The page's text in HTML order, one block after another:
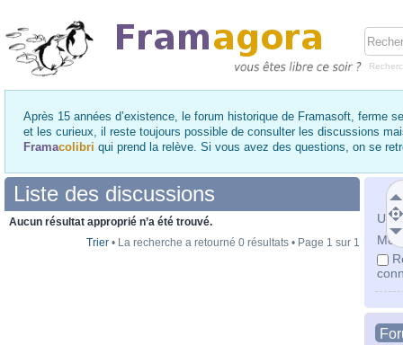
Après 15 années d’existence, le forum historique de Framasoft, ferme
et les curieux, il reste toujours possible de consulter les discussions
Framacolibri qui prend la relève. Si vous avez des questions, on se
Mot
Liste des discussions
Aucun résultat approprié n’a été trouvé.
Trier • La recherche a retourné 0 résultats • Page 1 sur 1